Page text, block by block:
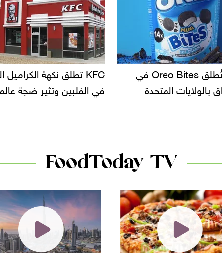
KFC تطلق نكهة الكراميل المملح
وتثير ضجة عالمية
دعوات للتحقيق في أسباب
سحب بعض ألبان
FoodToday TV